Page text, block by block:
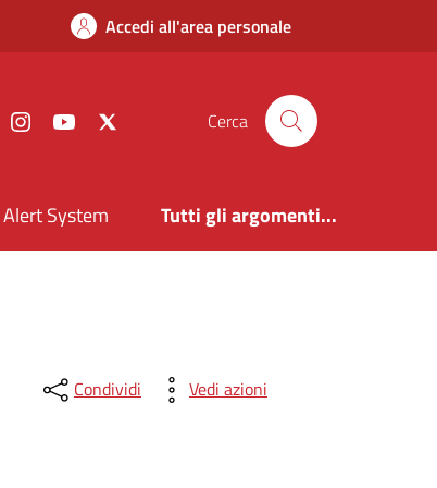
Accedi all'area personale
FacebookInstagramYouTube Cerca
Alert System Tutti gli argomenti...
Condividi Vedi azioni